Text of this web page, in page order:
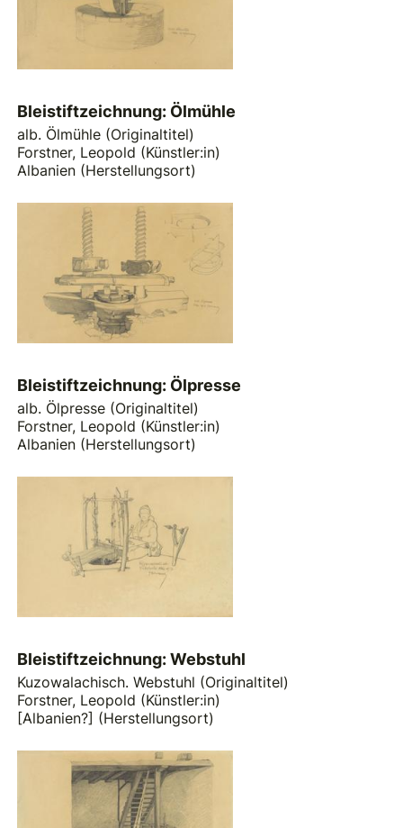
Bleistiftzeichnung: Ölmühle
alb. Ölmühle (Originaltitel)
Forstner, Leopold (Künstler:in)
Albanien (Herstellungsort)
Bleistiftzeichnung: Ölpresse
alb. Ölpresse (Originaltitel)
Forstner, Leopold (Künstler:in)
Albanien (Herstellungsort)
Bleistiftzeichnung: Webstuhl
Kuzowalachisch. Webstuhl (Originaltitel)
Forstner, Leopold (Künstler:in)
[Albanien?] (Herstellungsort)